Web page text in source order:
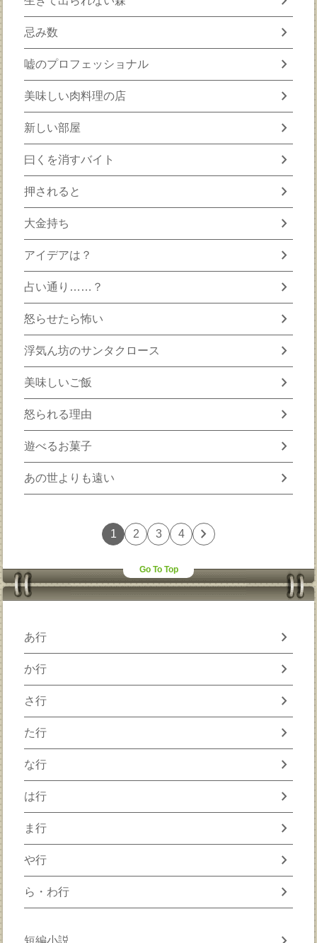
忌み数 chevron_right
嘘のプロフェッショナル chevron_right
美味しい肉料理の店 chevron_right
新しい部屋 chevron_right
曰くを消すバイト chevron_right
押されると chevron_right
大金持ち chevron_right
アイデアは？ chevron_right
占い通り……？ chevron_right
怒らせたら怖い chevron_right
浮気ん坊のサンタクロース chevron_right
美味しいご飯 chevron_right
怒られる理由 chevron_right
遊べるお菓子 chevron_right
あの世よりも遠い chevron_right
1 2 3 4 chevron_right
Go To Top
あ行 chevron_right
か行 chevron_right
さ行 chevron_right
た行 chevron_right
な行 chevron_right
は行 chevron_right
ま行 chevron_right
や行 chevron_right
ら・わ行 chevron_right
短編小説